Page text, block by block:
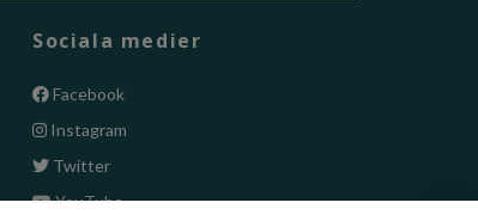
Sociala medier
Facebook
Instagram
Twitter
YouTube